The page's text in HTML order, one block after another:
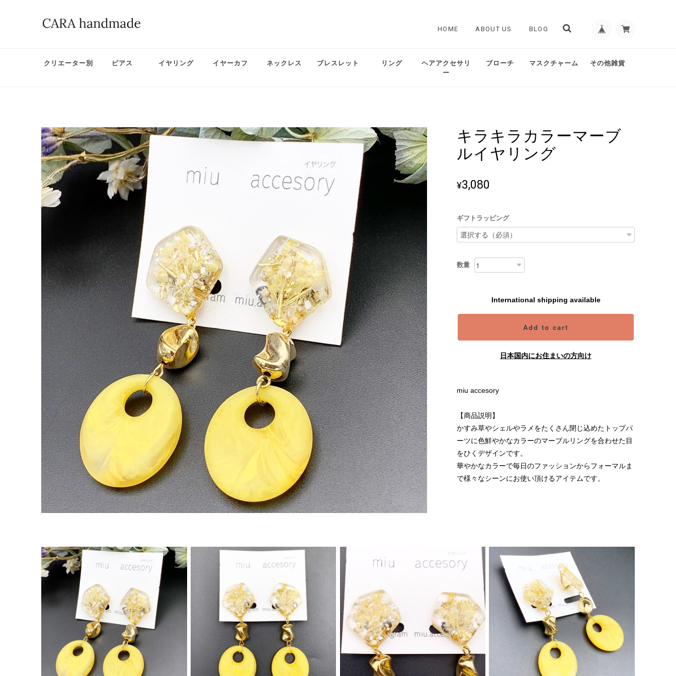
HOME ABOUT US BLOG
クリエーター別 ピアス イヤリング イヤーカフ ネックレス ブレスレット リング
ヘアアクセサリ
ー
ブローチ マスクチャーム その他雑貨
キラキラカラーマーブ
ルイヤリング
¥3,080
ギフトラッピング
数量
International shipping available
Add to cart
日本国内にお住まいの方向け
miu accesory
【商品説明】
かすみ草やシェルやラメをたくさん閉じ込めたトップパ
ーツに色鮮やかなカラーのマーブルリングを合わせた目
をひくデザインです。
華やかなカラーで毎日のファッションからフォーマルま
で様々なシーンにお使い頂けるアイテムです。